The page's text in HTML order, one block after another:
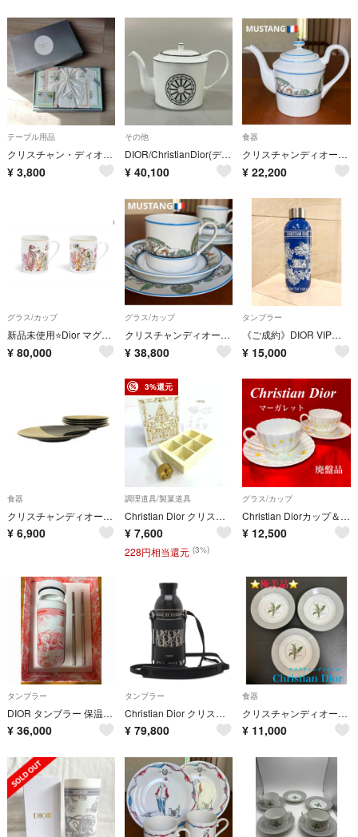
テーブル用品
クリスチャン・ディオールのティータイムセット
¥ 3,800
その他
DIOR/ChristianDior(ディオール/クリスチャンディオール) 食器新品同様 - 白×黒 ティーポット
¥ 40,100
食器
クリスチャンディオール★ムスタング★小ぶりのティーポット【レア美品】
¥ 22,200
グラス/カップ
新品未使用⭐️Dior マグカップ2個set
¥ 80,000
グラス/カップ
クリスチャンディオール★ムスタング★トリオペア【レア美品】
¥ 38,800
タンブラー
《ご成約》DIOR VIP顧客ギフト 非売品タンブラー/水筒プレゼント♡ライオン
¥ 15,000
食器
クリスチャンディオール 山中塗銘々皿５枚揃 食器 黒 ブラック ベージュ
¥ 6,900
3%還元
調理道具/製菓道具
Christian Dior クリスチャンディオール アイススタンプ ノベルティ/2025年顧客限定 ホワイト / 240001209194
¥ 7,600
228円相当還元 (3%)
グラス/カップ
Christian Diorカップ＆ソーサー マーガレット 廃盤品 未使用保管品
¥ 12,500
タンブラー
DIOR タンブラー 保温保冷
¥ 36,000
タンブラー
Christian Dior クリスチャン ディオール オブリーク ディオールアクア ストラップボトル 500ml 水筒 ステンレス タンブラー ボトルホルダー付き
¥ 79,800
食器
クリスチャンディオール Christian Dior 皿 すずらん プレート
¥ 11,000